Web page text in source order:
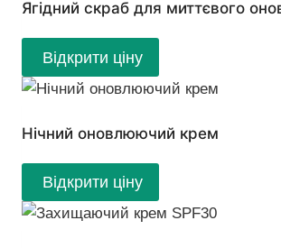
Ягідний скраб для миттєвого
Відкрити ціну
Нічний оновлюючий крем
Відкрити ціну